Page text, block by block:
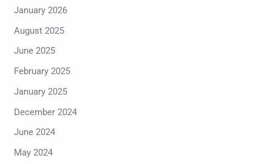
January 2026
August 2025
June 2025
February 2025
January 2025
December 2024
June 2024
May 2024